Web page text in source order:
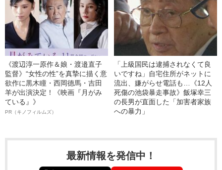
《渡辺淳一原作＆娘・渡邉直子
監督》“女性の性”を真摯に描く意
欲作に黒木瞳・西岡德馬・吉田
羊が出演決定！《映画『月がみ
ている』》
PR（キノフィルムズ）
「上級国民は逮捕されなくて良
いですね」自宅住所がネットに
流出、嫌がらせ電話も…《12人
死傷の池袋暴走事故》飯塚幸三
の長男が直面した「加害者家族
への暴力」
最新情報を発信中！